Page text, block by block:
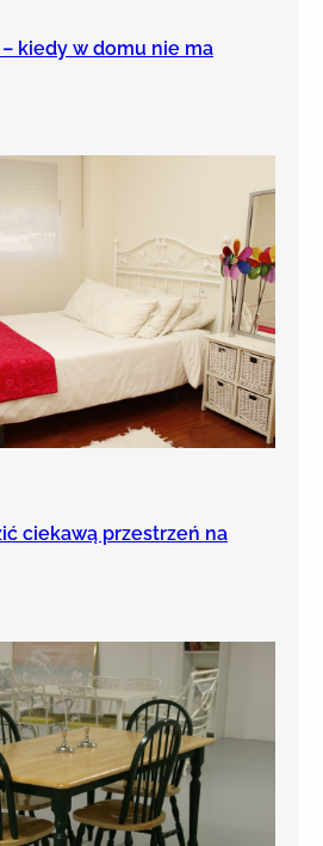
kiedy w domu nie ma
ciekawą przestrzeń na